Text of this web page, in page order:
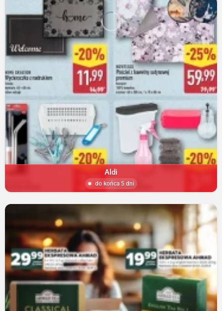
Aldi
do końca 5 dni